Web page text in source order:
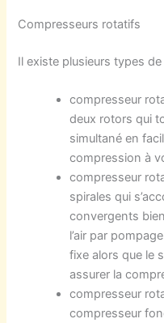
Compresseurs rotatifs
Il existe plusieurs types
compresseur
deux rotors qui
simultané en
compression à
compresseur
spirales qui
convergents
l’air par
fixe alors que le
assurer la
compresseur
compresseur